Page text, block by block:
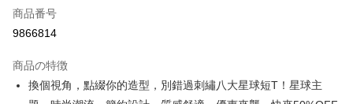
コンビニ店頭代金引換
Apple Pay
商品番号
9866814
商品の特徴
換個視角，點綴你的造型，別錯過刺繡八大星球短T！星球主